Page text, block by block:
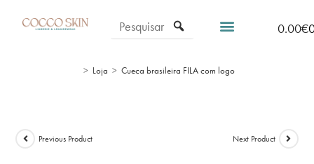
0.00€
> Loja > Cueca brasileira FILA com logo
Previous Product Next Product